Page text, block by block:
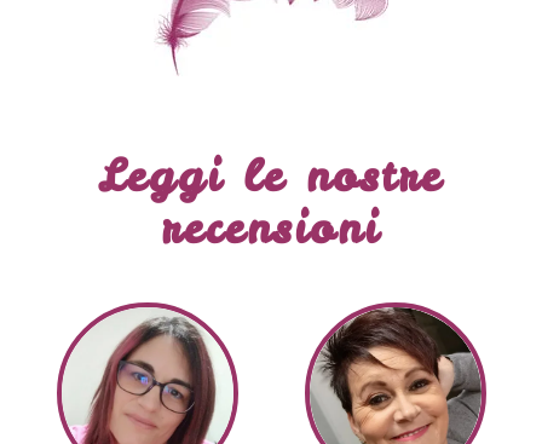
Leggi le nostre
recensioni